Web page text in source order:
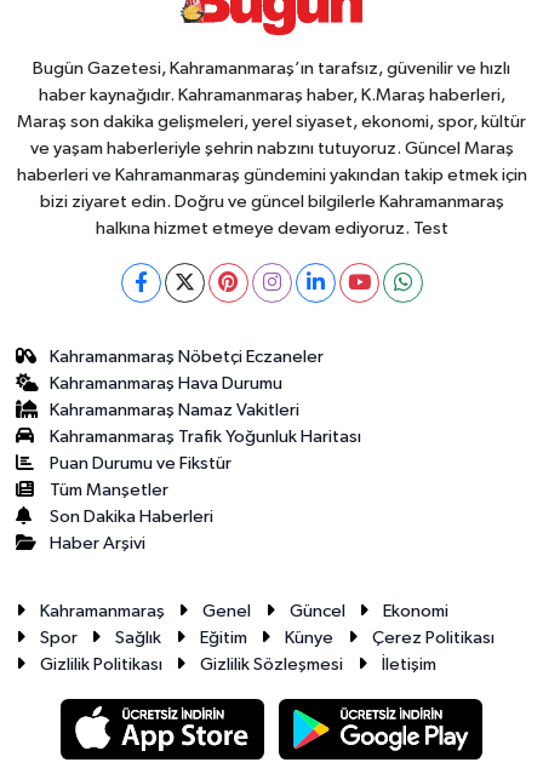
Bugün Gazetesi, Kahramanmaraş’ın tarafsız, güvenilir ve hızlı
haber kaynağıdır. Kahramanmaraş haber, K.Maraş haberleri,
Maraş son dakika gelişmeleri, yerel siyaset, ekonomi, spor, kültür
ve yaşam haberleriyle şehrin nabzını tutuyoruz. Güncel Maraş
haberleri ve Kahramanmaraş gündemini yakından takip etmek için
bizi ziyaret edin. Doğru ve güncel bilgilerle Kahramanmaraş
halkına hizmet etmeye devam ediyoruz. Test
Kahramanmaraş Nöbetçi Eczaneler
Kahramanmaraş Hava Durumu
Kahramanmaraş Namaz Vakitleri
Kahramanmaraş Trafik Yoğunluk Haritası
Puan Durumu ve Fikstür
Tüm Manşetler
Son Dakika Haberleri
Haber Arşivi
Kahramanmaraş Genel Güncel
Ekonomi
Spor
Sağlık Eğitim Künye
Çerez Politikası
Gizlilik Politikası
Gizlilik Sözleşmesi İletişim